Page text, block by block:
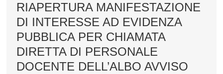
RIAPERTURA MANIFESTAZIONE
DI INTERESSE AD EVIDENZA
PUBBLICA PER CHIAMATA
DIRETTA DI PERSONALE
DOCENTE DELL’ALBO AVVISO